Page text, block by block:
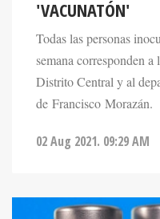
'VACUNATÓN'
Todas las personas
semana corresponden
Distrito Central y al
de Francisco Morazán.
02 Aug 2021. 09:29 AM